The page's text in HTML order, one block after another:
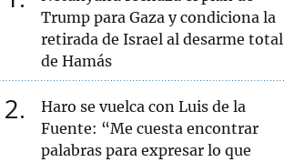
Trump para Gaza y condiciona la
retirada de Israel al desarme total
de Hamás
2
Haro se vuelca con Luis de la
Fuente: “Me cuesta encontrar
palabras para expresar lo que